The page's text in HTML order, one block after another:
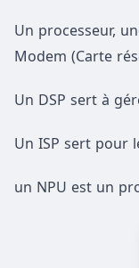
Un processeur,
Modem (Carte
Un DSP sert à
Un ISP sert pour
un NPU est un